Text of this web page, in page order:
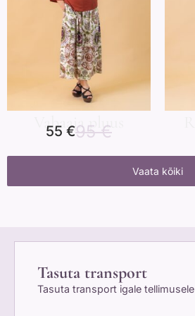
Vabaaja pluus
95€
55 €
Vaata kõiki
Tasuta transport
Tasuta transport igale tellimusele